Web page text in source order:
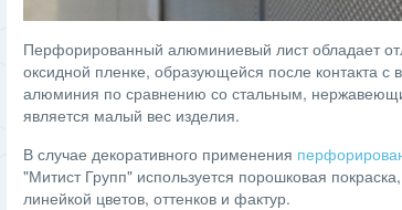
Перфорированный алюминиевый лист обладает
оксидной пленке, образующейся после контакта
алюминия по сравнению со стальным,
является малый вес изделия.
В случае декоративного применения
"Митист Групп" используется порошковая
линейкой цветов, оттенков и фактур.